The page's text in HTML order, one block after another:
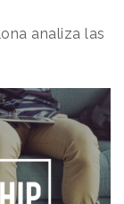
analiza las